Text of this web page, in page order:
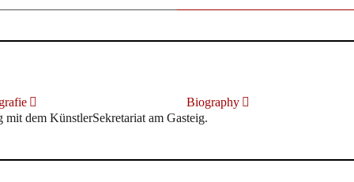
Biography
dem KünstlerSekretariat am Gasteig.